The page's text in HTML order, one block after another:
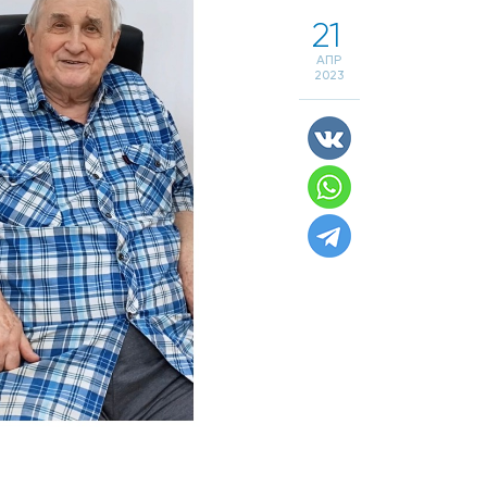
21
АПР
2023